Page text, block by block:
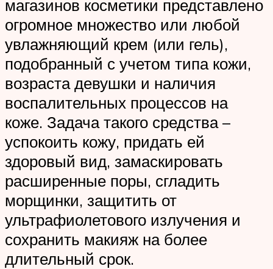
магазинов косметики представлено
огромное множество или любой
увлажняющий крем (или гель),
подобранный с учетом типа кожи,
возраста девушки и наличия
воспалительных процессов на
коже. Задача такого средства –
успокоить кожу, придать ей
здоровый вид, замаскировать
расширенные поры, сгладить
морщинки, защитить от
ультрафиолетового излучения и
сохранить макияж на более
длительный срок.